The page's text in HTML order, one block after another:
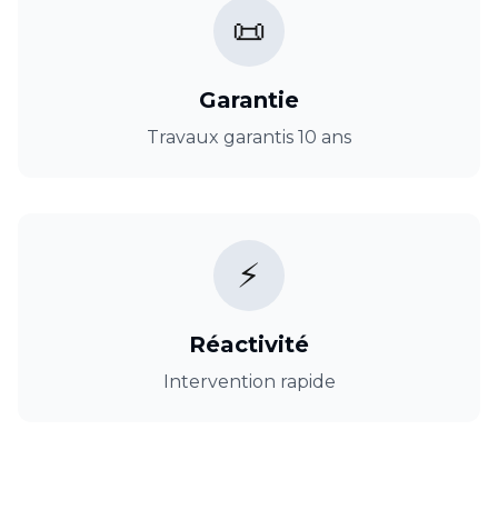
📜
Garantie
Travaux garantis 10 ans
⚡
Réactivité
Intervention rapide